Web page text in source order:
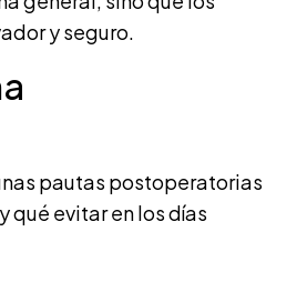
y seguro.
pautas postoperatorias
qué evitar en los días